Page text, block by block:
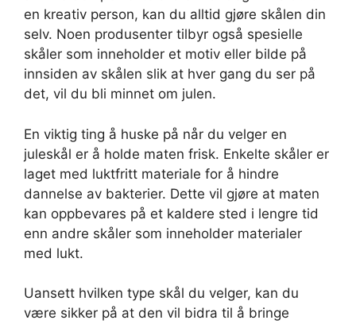
en kreativ person, kan du alltid gjøre skålen din
selv. Noen produsenter tilbyr også spesielle
skåler som inneholder et motiv eller bilde på
innsiden av skålen slik at hver gang du ser på
det, vil du bli minnet om julen.
En viktig ting å huske på når du velger en
juleskål er å holde maten frisk. Enkelte skåler er
laget med luktfritt materiale for å hindre
dannelse av bakterier. Dette vil gjøre at maten
kan oppbevares på et kaldere sted i lengre tid
enn andre skåler som inneholder materialer
med lukt.
Uansett hvilken type skål du velger, kan du
være sikker på at den vil bidra til å bringe